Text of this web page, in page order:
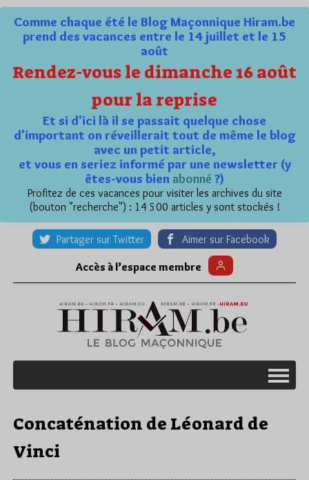
Comme chaque été le Blog Maçonnique Hiram.be
prend des vacances entre le 14 juillet et le 15
août
Rendez-vous le dimanche 16 août
pour la reprise
Et si d'ici là il se passait quelque chose
d'important on réveillerait tout de même le blog
avec un petit article,
et vous en seriez informé par une newsletter (y
êtes-vous bien abonné ?)
Profitez de ces vacances pour visiter les archives du site
(bouton "recherche") : 14 500 articles y sont stockés !
Partager sur Twitter Aimer sur Facebook
Accès à l’espace membre
Concaténation de Léonard de
Vinci